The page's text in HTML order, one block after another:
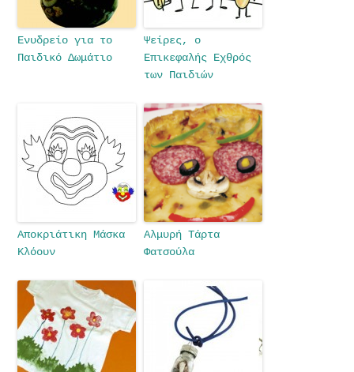
Ενυδρείο για το
Παιδικό Δωμάτιο
Ψείρες, ο
Επικεφαλής Εχθρός
των Παιδιών
Αποκριάτικη Μάσκα
Κλόουν
Αλμυρή Τάρτα
Φατσούλα